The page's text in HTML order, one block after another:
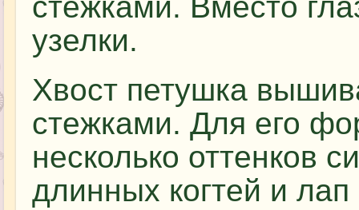
узелки.
Хвост петушка
стежками. Для его
несколько оттенков
длинных когтей и